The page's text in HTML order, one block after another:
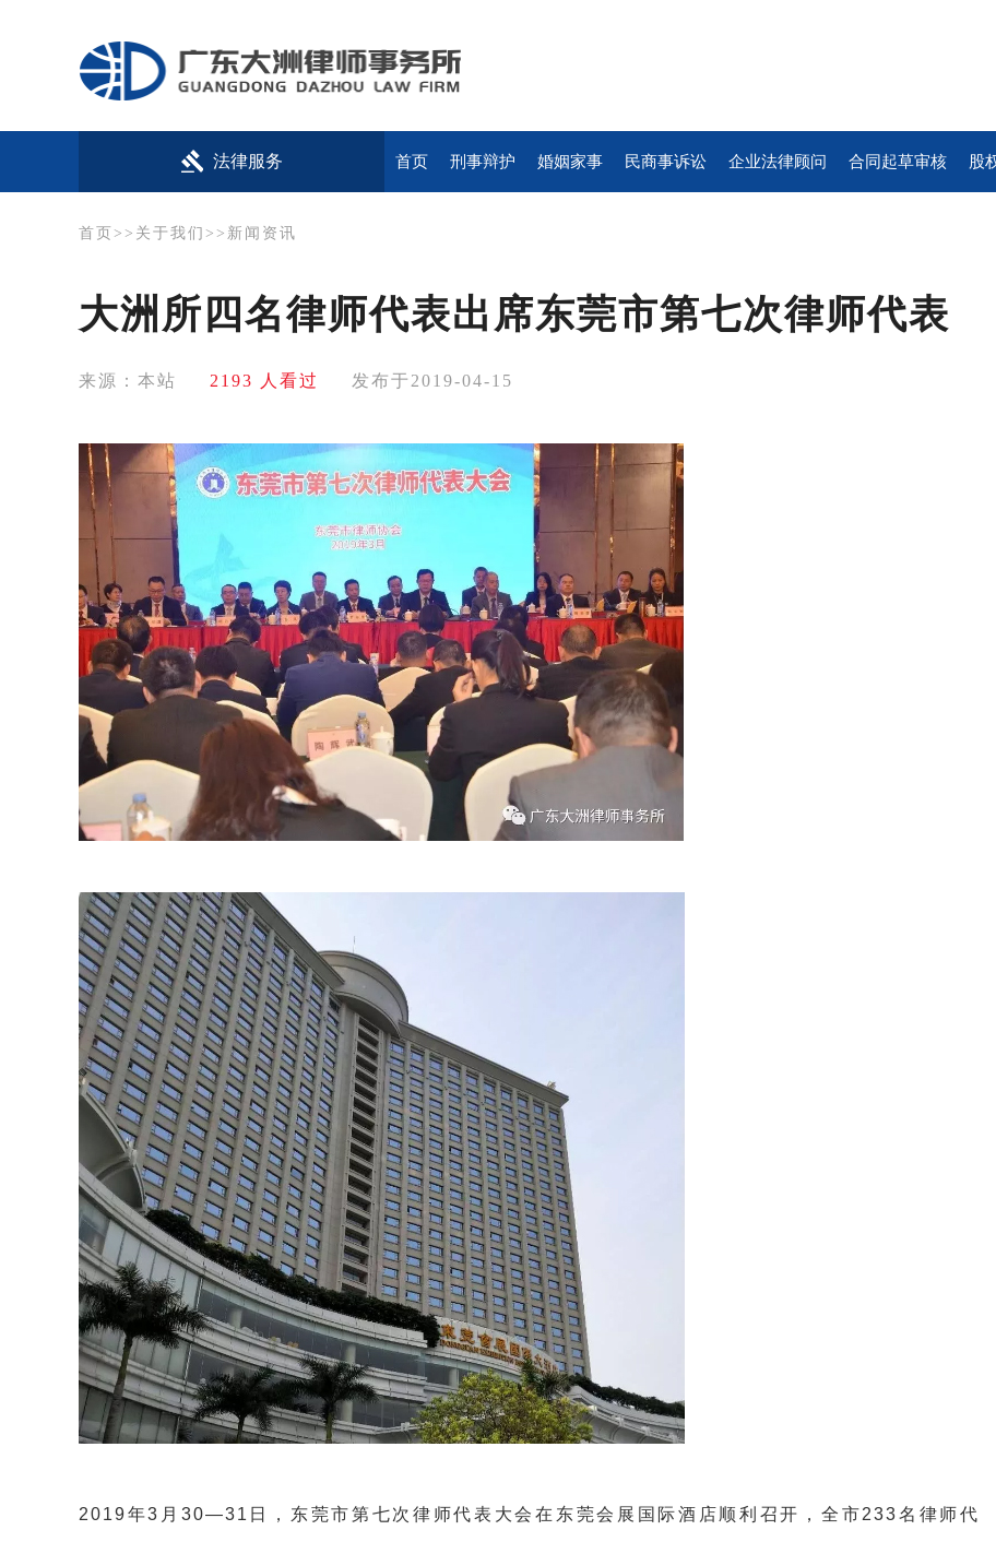
法律服务 首页 刑事辩护 婚姻家事 民商事诉讼 企业法律顾问 合同起草审核 股
首页 >> 关于我们 >> 新闻资讯
大洲所四名律师代表出席东莞市第七次律师代表
来源：本站 2193 人看过 发布于2019-04-15
2019年3月30—31日，东莞市第七次律师代表大会在东莞会展国际酒店顺利召开，全市233名律师代